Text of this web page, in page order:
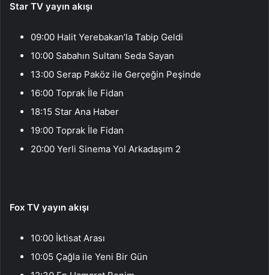
Star TV yayın akışı
09:00 Halit Yerebakan’la Tabip Geldi
10:00 Sabahın Sultanı Seda Sayan
13:00 Serap Paköz ile Gerçeğin Peşinde
16:00 Toprak İle Fidan
18:15 Star Ana Haber
19:00 Toprak İle Fidan
20:00 Yerli Sinema Yol Arkadaşım 2
Fox TV yayın akışı
10:00 İktisat Arası
10:05 Çağla ile Yeni Bir Gün